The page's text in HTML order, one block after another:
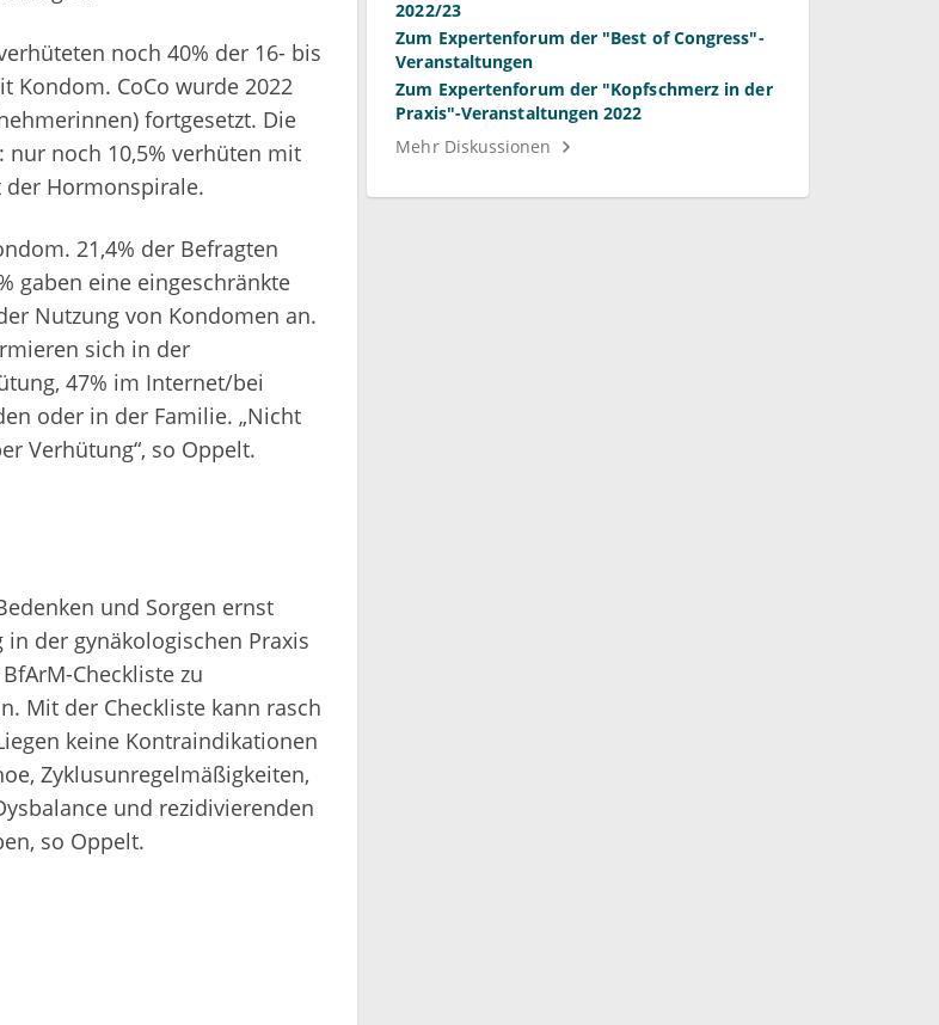
noch 40% der 16- bis
Kondom. CoCo wurde 2022
fortgesetzt. Die
nur noch 10,5% verhüten mit
der Hormonspirale.
21,4% der Befragten
gaben eine eingeschränkte
Nutzung von Kondomen an.
sich in der
47% im Internet/bei
oder in der Familie. „Nicht
Verhütung“, so Oppelt.
und Sorgen ernst
der gynäkologischen Praxis
Checkliste zu
Mit der Checkliste kann rasch
keine Kontraindikationen
Zyklusunregelmäßigkeiten,
und rezidivierenden
so Oppelt.
2022/23
Zum Expertenforum der "Best of Congress"-
Veranstaltungen
Zum Expertenforum der "Kopfschmerz in der
Praxis"-Veranstaltungen 2022
Mehr Diskussionen